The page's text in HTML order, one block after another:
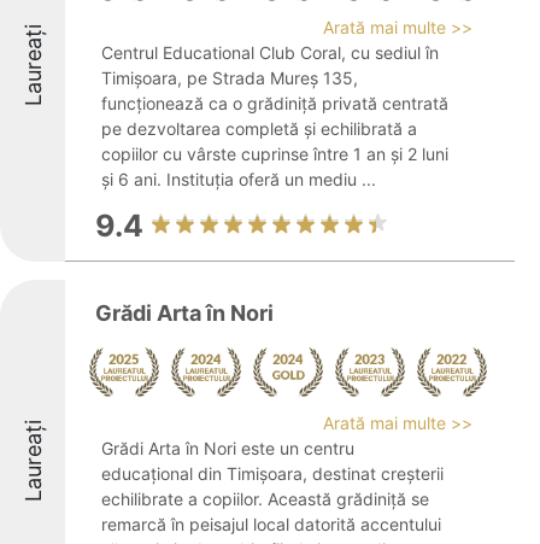
Laureați
Arată mai multe >>
Centrul Educational Club Coral, cu sediul în
Timișoara, pe Strada Mureș 135,
funcționează ca o grădiniță privată centrată
pe dezvoltarea completă și echilibrată a
copiilor cu vârste cuprinse între 1 an și 2 luni
și 6 ani. Instituția oferă un mediu ...
9.4
Laureați
Grădi Arta în Nori
Arată mai multe >>
Grădi Arta în Nori este un centru
educațional din Timișoara, destinat creșterii
echilibrate a copiilor. Această grădiniță se
remarcă în peisajul local datorită accentului